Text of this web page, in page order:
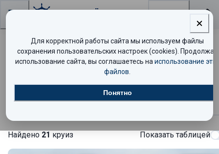
Теплоход «Северная сказка» —
расписание круизов и цены
Найдено 21 круиз Показать таблицей
Для корректной работы сайта мы используем файлы
сохранения пользовательских настроек (cookies). Продолжая
использование сайта, вы соглашаетесь на использование
файлов
Понятно